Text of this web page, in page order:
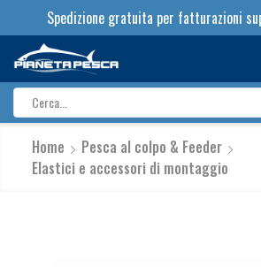
Spedizione gratuita per fatturazioni
input
Home
Pesca al colpo & Feeder
Elastici e accessori di montaggio